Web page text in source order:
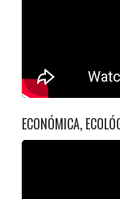
ECONÓMICA,